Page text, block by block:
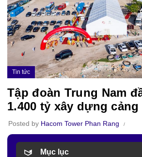
Tin tức
Tập đoàn Trung Nam
1.400 tỷ xây dựng cảng
Posted by Hacom Tower Phan Rang
Mục lục